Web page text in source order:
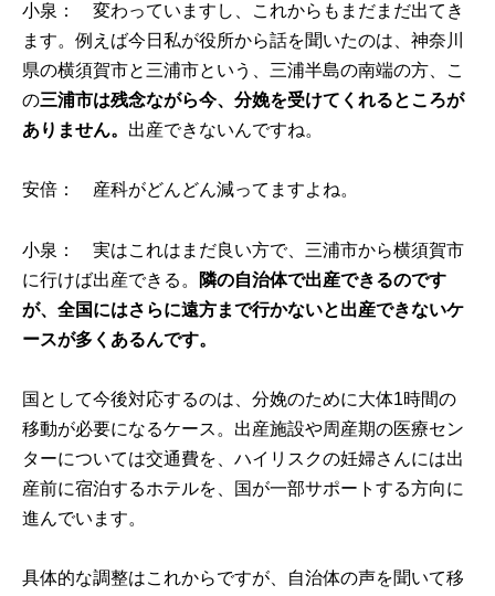
小泉： 変わっていますし、これからもまだまだ出てき
ます。例えば今日私が役所から話を聞いたのは、神奈川
県の横須賀市と三浦市という、三浦半島の南端の方、こ
の三浦市は残念ながら今、分娩を受けてくれるところが
ありません。 出産できないんですね。
安倍： 産科がどんどん減ってますよね。
小泉： 実はこれはまだ良い方で、三浦市から横須賀市
に行けば出産できる。
隣の自治体で出産できるのです
が、全国にはさらに遠方まで行かないと出産できないケ
ースが多くあるんです。
国として今後対応するのは、分娩のために大体1時間の
移動が必要になるケース。出産施設や周産期の医療セン
ターについては交通費を、ハイリスクの妊婦さんには出
産前に宿泊するホテルを、国が一部サポートする方向に
進んでいます。
具体的な調整はこれからですが、自治体の声を聞いて移